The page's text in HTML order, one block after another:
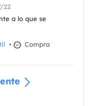
22
a lo que se
•
Compra